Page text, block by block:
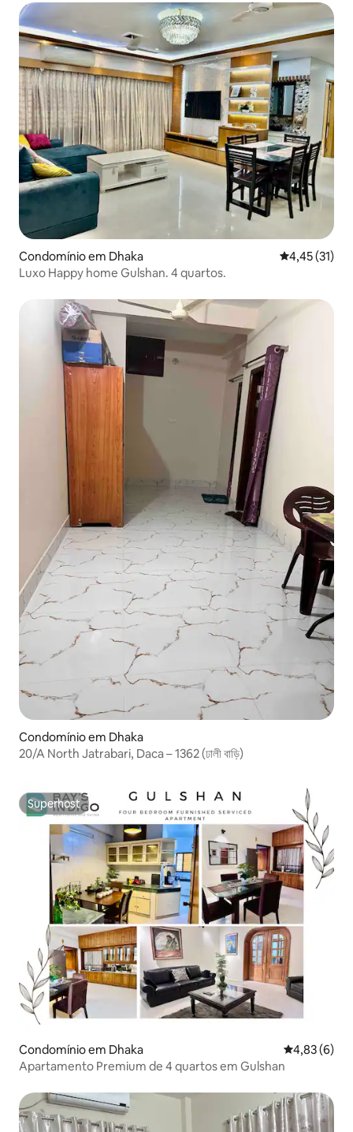
Condomínio em Dhaka Classificação
4,45 (31)
Luxo Happy home Gulshan. 4 quartos.
Condomínio em Dhaka
20/A North Jatrabari, Daca – 1362 (ঢালী বাড়ি)
Superhost
Superhost
Condomínio em Dhaka
4,83 (6)
Apartamento Premium de 4 quartos em Gulshan